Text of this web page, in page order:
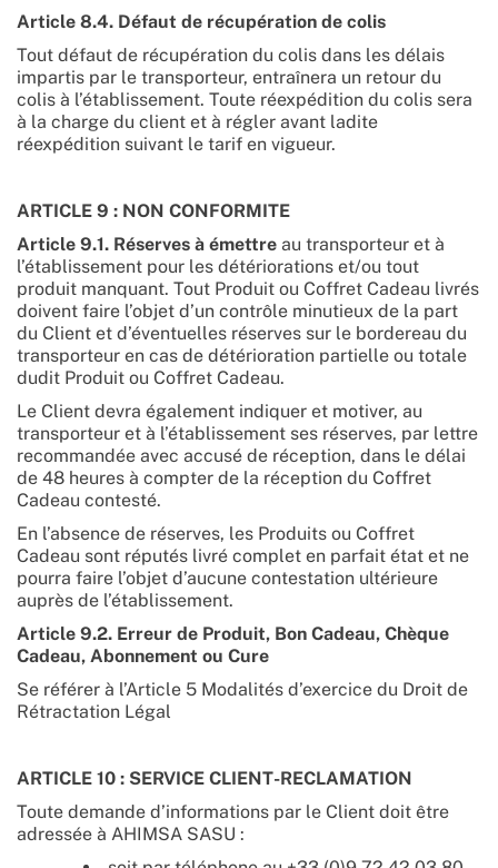
Article 8.4. Défaut de récupération de colis
Tout défaut de récupération du colis dans les délais
impartis par le transporteur, entraînera un retour du
colis à l’établissement. Toute réexpédition du colis sera
à la charge du client et à régler avant ladite
réexpédition suivant le tarif en vigueur.
ARTICLE 9 : NON CONFORMITE
Article 9.1. Réserves à émettre au transporteur et à
l’établissement pour les détériorations et/ou tout
produit manquant. Tout Produit ou Coffret Cadeau livrés
doivent faire l’objet d’un contrôle minutieux de la part
du Client et d’éventuelles réserves sur le bordereau du
transporteur en cas de détérioration partielle ou totale
dudit Produit ou Coffret Cadeau.
Le Client devra également indiquer et motiver, au
transporteur et à l’établissement ses réserves, par lettre
recommandée avec accusé de réception, dans le délai
de 48 heures à compter de la réception du Coffret
Cadeau contesté.
En l’absence de réserves, les Produits ou Coffret
Cadeau sont réputés livré complet en parfait état et ne
pourra faire l’objet d’aucune contestation ultérieure
auprès de l’établissement.
Article 9.2. Erreur de Produit, Bon Cadeau, Chèque
Cadeau, Abonnement ou Cure
Se référer à l’Article 5 Modalités d’exercice du Droit de
Rétractation Légal
ARTICLE 10 : SERVICE CLIENT-RECLAMATION
Toute demande d’informations par le Client doit être
adressée à AHIMSA SASU :